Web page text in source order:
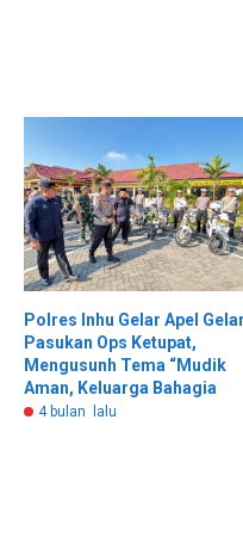
Polres Inhu Gelar Apel Gelar
Pasukan Ops Ketupat,
Mengusunh Tema “Mudik
Aman, Keluarga Bahagia
4 bulan lalu